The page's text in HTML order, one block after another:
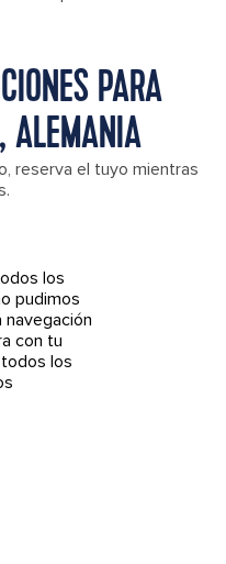
PARA
ALEMANIA
reserva el tuyo mientras
los
pudimos
navegación
con tu
los